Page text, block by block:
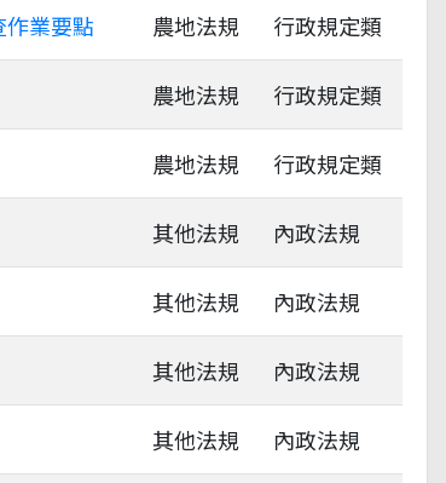
業要點 農地法規 行政規定類
農地法規 行政規定類
農地法規 行政規定類
其他法規 內政法規
其他法規 內政法規
其他法規 內政法規
其他法規 內政法規